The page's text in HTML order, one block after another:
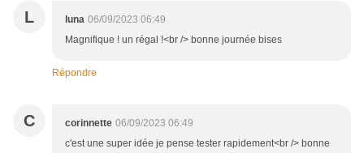
L luna 06/09/2023 06:49
Magnifique ! un régal !<br /> bonne journée bises
Répondre
C corinnette 06/09/2023 06:49
c'est une super idée je pense tester rapidement<br /> bonne